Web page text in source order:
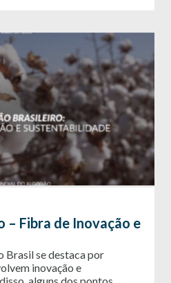
– Fibra de Inovação e
Brasil se destaca por
inovação e